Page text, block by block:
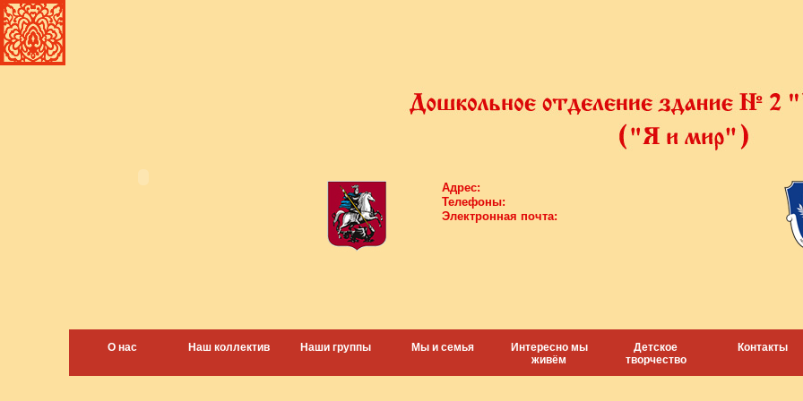
Адрес:
Телефоны:
Электронная почта:
О нас Наш коллектив Наши группы Мы и семья
Интересно мы
живём
Детское
творчество
Контакты